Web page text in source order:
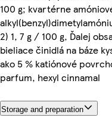
100 g; kvartérne
2) 1, 7 g / 100 g, Ďalej
bieliace činidlá na báze
ako 5 % katiónové
parfum, hexyl cinnamal
Storage and preparation